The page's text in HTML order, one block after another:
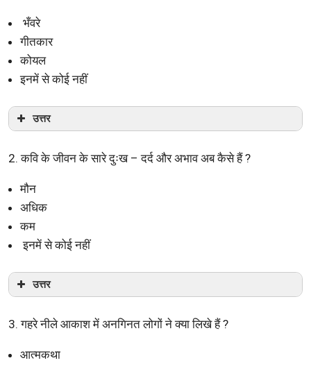
भँवरे
गीतकार
कोयल
इनमें से कोई नहीं
उत्तर
2. कवि के जीवन के सारे दुःख – दर्द और अभाव अब कैसे हैं ?
मौन
अधिक
कम
इनमें से कोई नहीं
उत्तर
3. गहरे नीले आकाश में अनगिनत लोगों ने क्या लिखे हैं ?
आत्मकथा